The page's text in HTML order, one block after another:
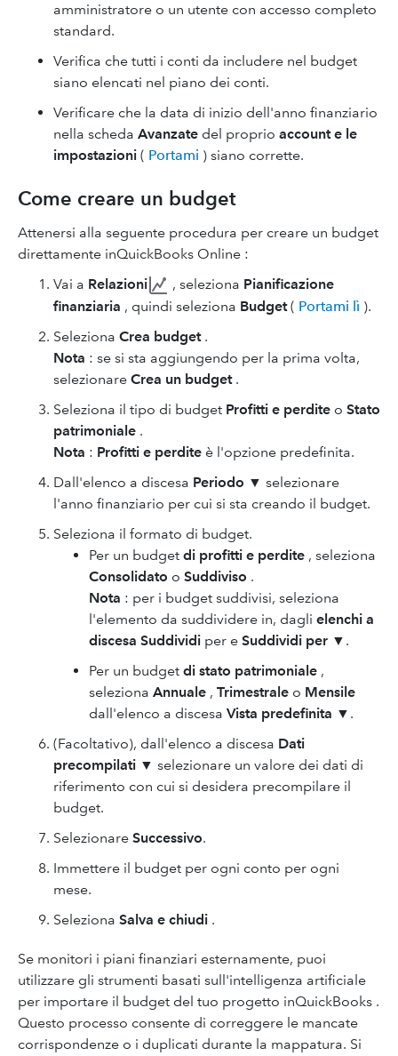
amministratore o un utente con accesso completo
standard.
Verifica che tutti i conti da includere nel budget
siano elencati nel piano dei conti.
Verificare che la data di inizio dell'anno finanziario
nella scheda Avanzate del proprio account e le
impostazioni ( Portami ) siano corrette.
Come creare un budget
Attenersi alla seguente procedura per creare un budget
direttamente inQuickBooks Online :
Vai a Relazioni , seleziona Pianificazione
finanziaria , quindi seleziona Budget( Portami lì ).
Seleziona Crea budget.
Nota : se si sta aggiungendo per la prima volta,
selezionare Crea un budget.
Seleziona il tipo di budget Profitti e perdite o Stato
patrimoniale .
Nota : Profitti e perdite è l'opzione predefinita.
Dall'elenco a discesa Periodo ▼ selezionare
l'anno finanziario per cui si sta creando il budget.
Seleziona il formato di budget.
Per un budget di profitti e perdite , seleziona
Consolidato o Suddiviso .
Nota : per i budget suddivisi, seleziona
l'elemento da suddividere in, dagli elenchi a
discesa Suddividi per e Suddividi per ▼.
Per un budget di stato patrimoniale ,
seleziona Annuale , Trimestrale o Mensile
dall'elenco a discesa Vista predefinita ▼.
(Facoltativo), dall'elenco a discesa Dati
precompilati ▼ selezionare un valore dei dati di
riferimento con cui si desidera precompilare il
budget.
Selezionare Successivo.
Immettere il budget per ogni conto per ogni
mese.
Seleziona Salva e chiudi .
Se monitori i piani finanziari esternamente, puoi
utilizzare gli strumenti basati sull'intelligenza artificiale
per importare il budget del tuo progetto inQuickBooks .
Questo processo consente di correggere le mancate
corrispondenze o i duplicati durante la mappatura. Si